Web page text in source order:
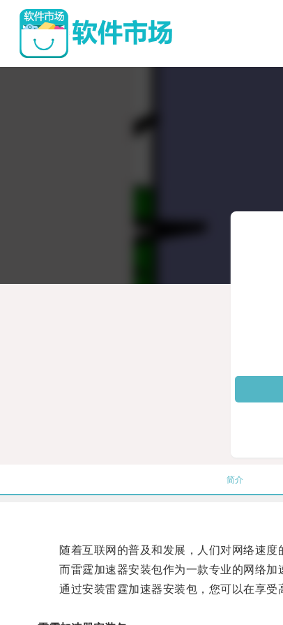
简介
随着互联网的普及和发展，人们对网络速度
而雷霆加速器安装包作为一款专业的网络加
通过安装雷霆加速器安装包，您可以在享受